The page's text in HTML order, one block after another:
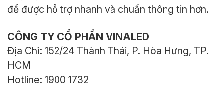
để được hỗ trợ nhanh và chuẩn thông tin hơn.
CÔNG TY CỔ PHẦN VINALED
Địa Chỉ: 152/24 Thành Thái, P. Hòa Hưng, TP.
HCM
Hotline: 1900 1732